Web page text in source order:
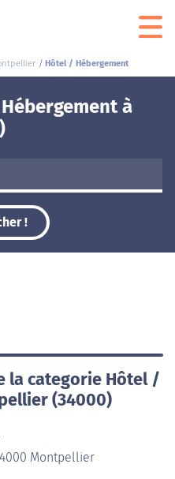
Hôtel / Hébergement
à
!
la categorie Hôtel /
(34000)
Montpellier